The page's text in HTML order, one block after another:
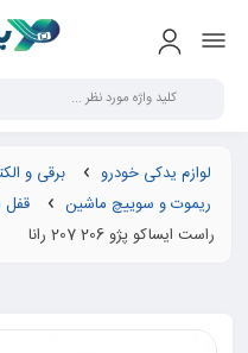
لوازم یدکی خودرو برقی و
ریموت و سوییچ ماشین
قفل
راست ایساکو پژو 206 207 رانا